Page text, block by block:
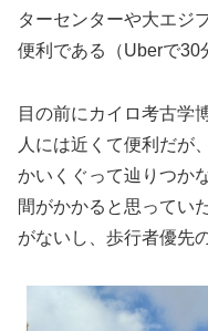
ターセンターや大エジ
便利である（Uberで30
目の前にカイロ考古学
人には近くて便利だが
かいくぐって辿りつか
間がかかると思ってい
がないし、歩行者優先